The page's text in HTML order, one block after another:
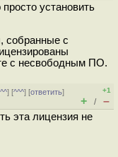
установить
собранные с
с несвободным ПО.
^^] [^^^] [ответить]
+1
+ / –
эта лицензия не